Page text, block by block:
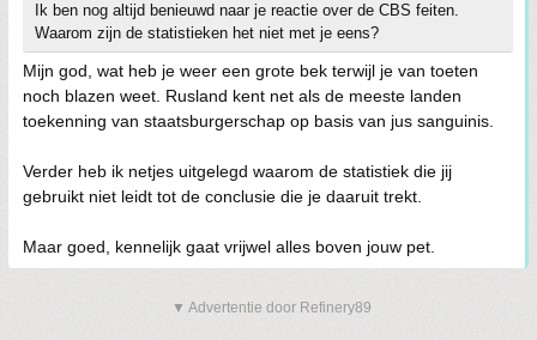
Ik ben nog altijd benieuwd naar je reactie over de CBS feiten.
Waarom zijn de statistieken het niet met je eens?
Mijn god, wat heb je weer een grote bek terwijl je van toeten
noch blazen weet. Rusland kent net als de meeste landen
toekenning van staatsburgerschap op basis van jus sanguinis.
Verder heb ik netjes uitgelegd waarom de statistiek die jij
gebruikt niet leidt tot de conclusie die je daaruit trekt.
Maar goed, kennelijk gaat vrijwel alles boven jouw pet.
▼ Advertentie door Refinery89